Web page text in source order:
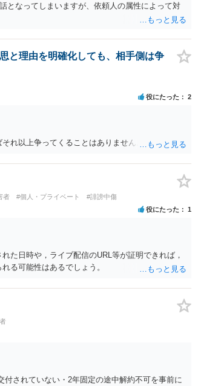
となってしまいますが、依頼人の属性によって対
と理由を明確化しても、相手側は争
役にたった 2
れ以上争ってくることはありません。
者 #個人・プライベート #誹謗中傷
役にたった 1
た日時や，ライブ配信のURL等が証明できれば，
る可能性はあるでしょう。
されていない・2年固定の途中解約不可を事前に